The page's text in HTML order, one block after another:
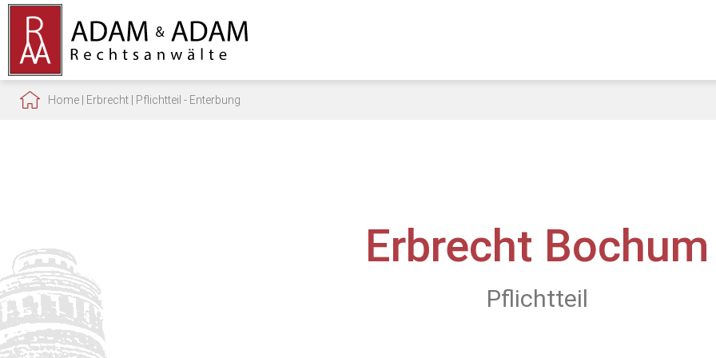
Home Erbrecht Pflichtteil - Enterbung
Erbrecht Bochum
Pflichtteil